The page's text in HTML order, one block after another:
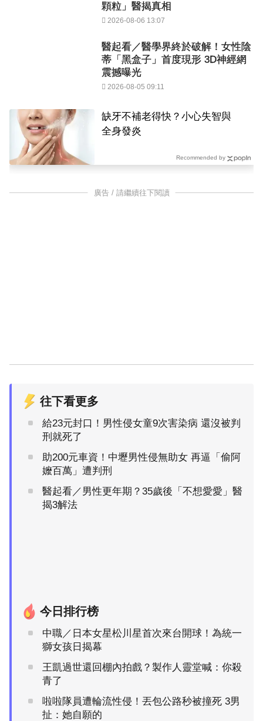
顆粒」醫揭真相
2026-08-06 13:07
醫起看／醫學界終於破解！女性陰
蒂「黑盒子」首度現形 3D神經網
震撼曝光
2026-08-05 09:11
缺牙不補老得快？小心失智與
全身發炎
Recommended by
廣告 / 請繼續往下閱讀
往下看更多
給23元封口！男性侵女童9次害染病 還沒被判
刑就死了
助200元車資！中壢男性侵無助女 再逼「偷阿
嬤百萬」遭判刑
醫起看／男性更年期？35歲後「不想愛愛」醫
揭3解法
今日排行榜
中職／日本女星松川星首次來台開球！為統一
獅女孩日揭幕
王凱過世還回棚內拍戲？製作人靈堂喊：你殺
青了
啦啦隊員遭輪流性侵！丟包公路秒被撞死 3男
扯：她自願的